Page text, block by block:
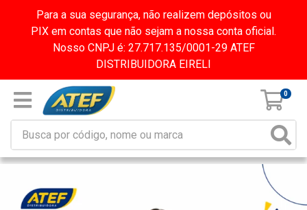
Para a sua segurança, não realizem depósitos ou
PIX em contas que não sejam a nossa conta oficial.
Nosso CNPJ é: 27.717.135/0001-29 ATEF
DISTRIBUIDORA EIRELI
0